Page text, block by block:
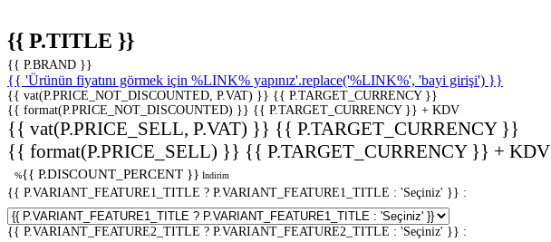
{{ P.TITLE }}
{{ P.BRAND }}
{{ 'Ürünün fiyatını görmek için %LINK% yapınız'.replace('%LINK%', 'bayi girişi') }}
{{ vat(P.PRICE_NOT_DISCOUNTED, P.VAT) }} {{ P.TARGET_CURRENCY }}
{{ format(P.PRICE_NOT_DISCOUNTED) }} {{ P.TARGET_CURRENCY }} + KDV
{{ vat(P.PRICE_SELL, P.VAT) }} {{ P.TARGET_CURRENCY }}
{{ format(P.PRICE_SELL) }} {{ P.TARGET_CURRENCY }} + KDV
%{{ P.DISCOUNT_PERCENT }} İndirim
{{ P.VARIANT_FEATURE1_TITLE ? P.VARIANT_FEATURE1_TITLE : 'Seçiniz' }} :
{{ P.VARIANT_FEATURE2_TITLE ? P.VARIANT_FEATURE2_TITLE : 'Seçiniz' }} :